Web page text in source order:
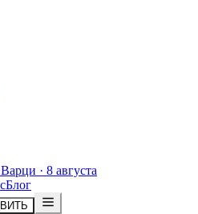
· 8 августа
Блог